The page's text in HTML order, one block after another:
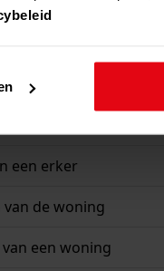
een tuinhuisje
een erker
de woning
een woning